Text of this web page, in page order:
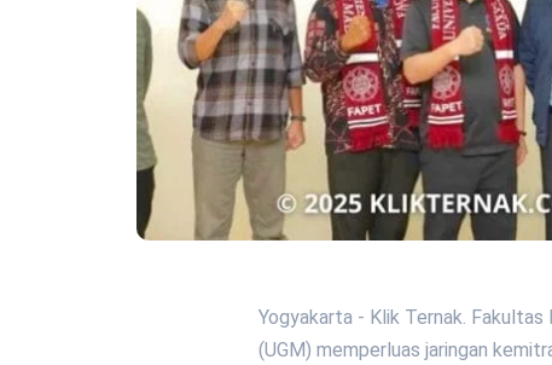
Yogyakarta - Klik Ternak.
(UGM) memperluas jaringan